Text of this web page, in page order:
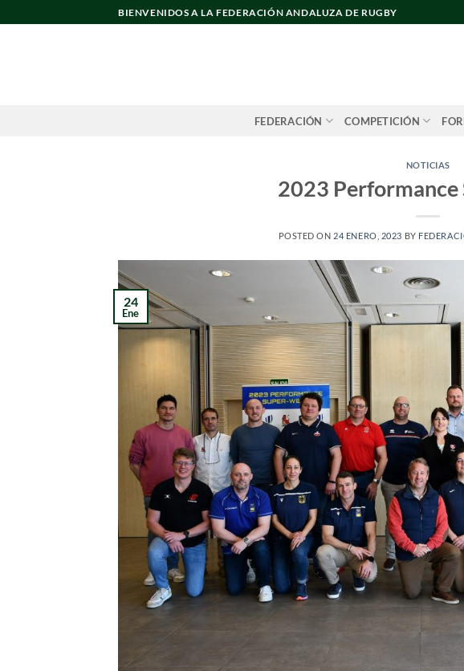
al
BIENVENIDOS A LA FEDERACIÓN ANDALUZA DE RUGBY
FEDERACIÓN COMPETICIÓN
NOTICIAS
2023 Performance
POSTED ON 24 ENERO, 2023 BY
24
Ene